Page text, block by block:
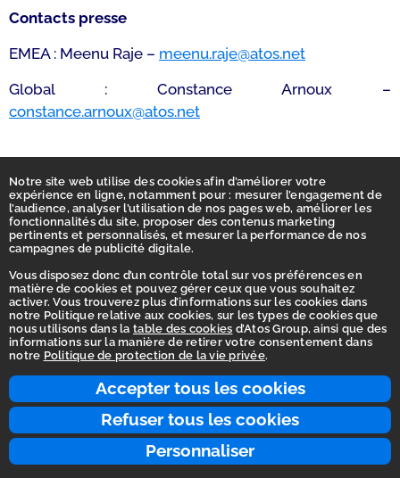
Accepter tous les cookies
Refuser tous les cookies
Personnaliser
Notre site web utilise des cookies afin d’améliorer votre
expérience en ligne, notamment pour : mesurer l’engagement de
l’audience, analyser l’utilisation de nos pages web, améliorer les
fonctionnalités du site, proposer des contenus marketing
pertinents et personnalisés, et mesurer la performance de nos
campagnes de publicité digitale.
Vous disposez donc d’un contrôle total sur vos préférences en
matière de cookies et pouvez gérer ceux que vous souhaitez
activer. Vous trouverez plus d’informations sur les cookies dans
notre Politique relative aux cookies, sur les types de cookies que
nous utilisons dans la table des cookies d’Atos Group, ainsi que des
informations sur la manière de retirer votre consentement dans
notre Politique de protection de la vie privée.
Contacts presse
EMEA : Meenu Raje – meenu.raje@atos.net
Global : Constance Arnoux –
constance.arnoux@atos.net
Accueil
Déclaration d’accessibilité
Vie privée
Ligne d'intégrité
Conditions d’utilisation
Contactez-nous
© 2026 Atos Group. Tous droits réservés.